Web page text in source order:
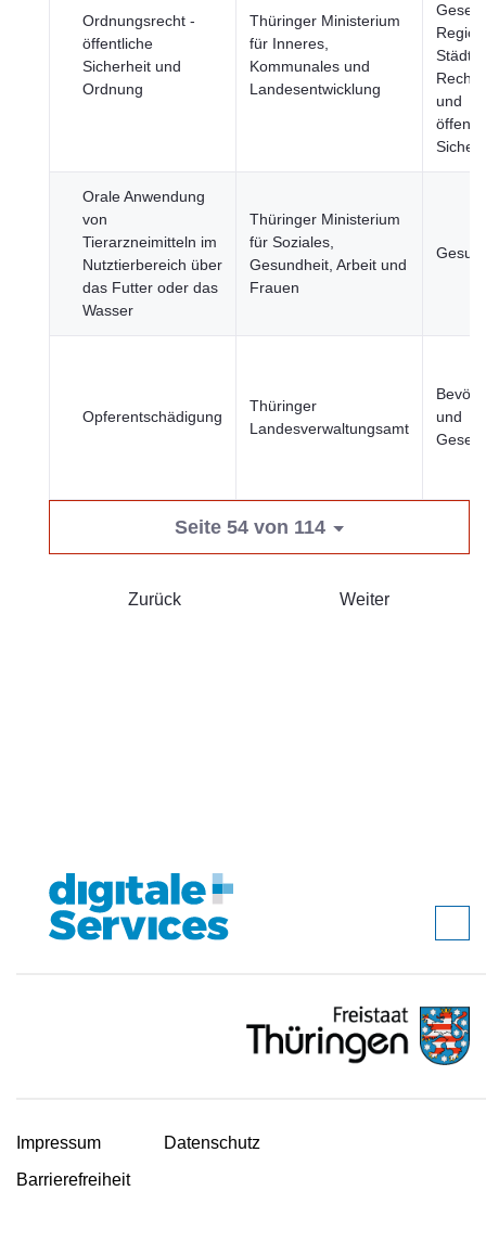
Ordnungsrecht -
öffentliche
Sicherheit und
Ordnung
Thüringer Ministerium
für Inneres,
Kommunales und
Landesentwicklung
und
Orale Anwendung
von
Tierarzneimitteln im
Nutztierbereich über
das Futter oder das
Wasser
Thüringer Ministerium
für Soziales,
Gesundheit, Arbeit und
Frauen
Opferentschädigung
Thüringer
Landesverwaltungsamt
und
Seite 54 von 114
Zurück Weiter
Impressum
Datenschutz
Barrierefreiheit